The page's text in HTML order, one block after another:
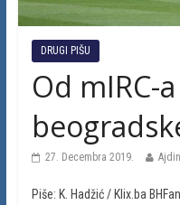
DRUGI PIŠU
Od mIRC-
27. Decembra 2019. Ajdin
Piše: K. Hadžić / Klix.ba